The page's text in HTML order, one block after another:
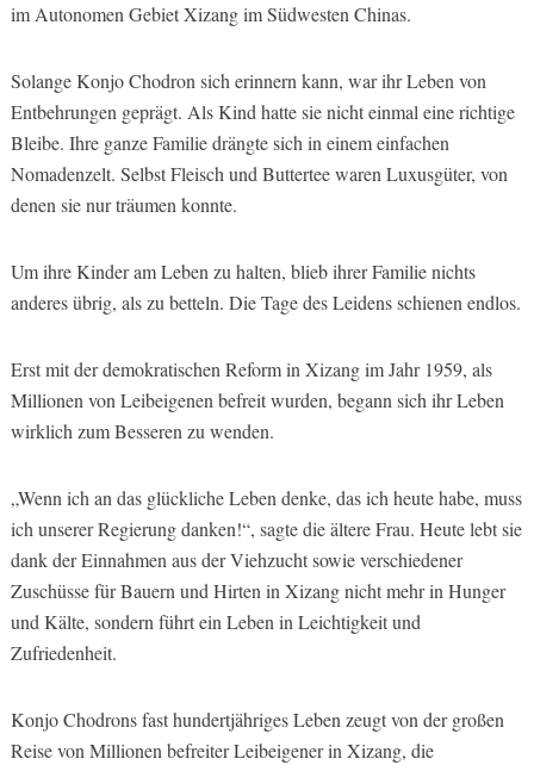
im Autonomen Gebiet Xizang im Südwesten Chinas.
Solange Konjo Chodron sich erinnern kann, war ihr Leben von
Entbehrungen geprägt. Als Kind hatte sie nicht einmal eine richtige
Bleibe. Ihre ganze Familie drängte sich in einem einfachen
Nomadenzelt. Selbst Fleisch und Buttertee waren Luxusgüter, von
denen sie nur träumen konnte.
Um ihre Kinder am Leben zu halten, blieb ihrer Familie nichts
anderes übrig, als zu betteln. Die Tage des Leidens schienen endlos.
Erst mit der demokratischen Reform in Xizang im Jahr 1959, als
Millionen von Leibeigenen befreit wurden, begann sich ihr Leben
wirklich zum Besseren zu wenden.
„Wenn ich an das glückliche Leben denke, das ich heute habe, muss
ich unserer Regierung danken!“, sagte die ältere Frau. Heute lebt sie
dank der Einnahmen aus der Viehzucht sowie verschiedener
Zuschüsse für Bauern und Hirten in Xizang nicht mehr in Hunger
und Kälte, sondern führt ein Leben in Leichtigkeit und
Zufriedenheit.
Konjo Chodrons fast hundertjähriges Leben zeugt von der großen
Reise von Millionen befreiter Leibeigener in Xizang, die